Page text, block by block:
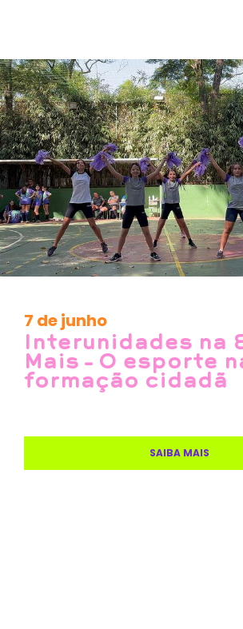
7 de junho
Interunidades na
Mais – O esporte
formação cidadã
SAIBA MAIS